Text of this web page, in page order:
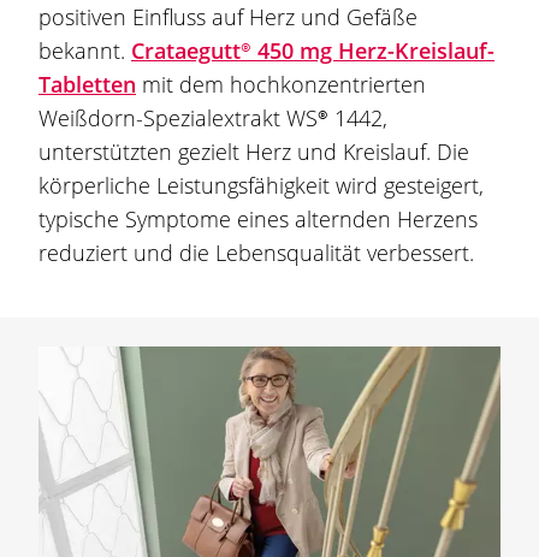
positiven Einfluss auf Herz und Gefäße
bekannt. Crataegutt® 450 mg Herz-Kreislauf-
Tabletten mit dem hochkonzentrierten
Weißdorn-Spezialextrakt WS® 1442,
unterstützten gezielt Herz und Kreislauf. Die
körperliche Leistungsfähigkeit wird gesteigert,
typische Symptome eines alternden Herzens
reduziert und die Lebensqualität verbessert.